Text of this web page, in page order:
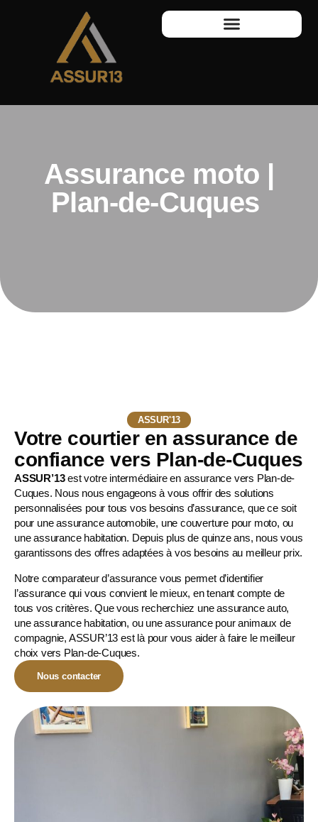
Assurance moto |
Plan-de-Cuques
ASSUR'13
Votre courtier en assurance de
confiance vers Plan-de-Cuques
ASSUR’13est votre intermédiaire en assurance vers Plan-de-
Cuques. Nous nous engageons à vous offrir des solutions
personnalisées pour tous vos besoins d’assurance, que ce soit
pour uneassurance automobile, unecouverture pour moto, ou
une assurance habitation. Depuis plus de quinze ans, nous vous
garantissons des offres adaptées à vos besoins au meilleur prix.
Notre comparateur d’assurance vous permet d’identifier
l’assurance qui vous convient le mieux, en tenant compte de
tous vos critères. Que vous recherchiez une assurance auto,
une assurance habitation, ou uneassurance pour animaux de
compagnie, ASSUR’13 est là pour vous aider à faire le meilleur
choix vers Plan-de-Cuques.
Nous contacter